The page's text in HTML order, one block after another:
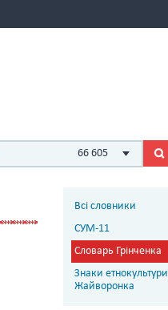
66 605
Всі словники
СУМ-11
Словарь Грінченка
Знаки етнокультури
Жайворонка